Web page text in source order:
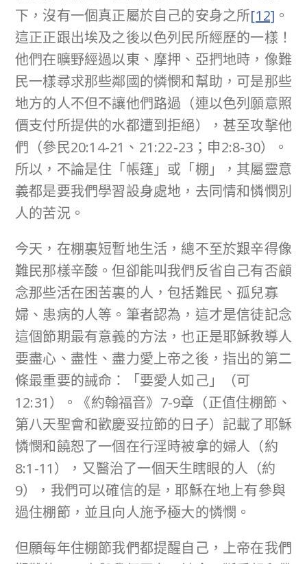
下，沒有一個真正屬於自己的安身之所[12] 。
這正正跟出埃及之後以色列民所經歷的一樣！
他們在曠野經過以東、摩押、亞捫地時，像難
民一樣尋求那些鄰國的憐憫和幫助，可是那些
地方的人不但不讓他們路過（連以色列願意照
價支付所提供的水都遭到拒絕），甚至攻擊他
們（參民20:14-21、21:22-23；申2:8-30）。
所以，不論是住「帳篷」或「棚」，其屬靈意
義都是要我們學習設身處地，去同情和憐憫別
人的苦況。
今天，在棚裏短暫地生活，總不至於艱辛得像
難民那樣辛酸。但卻能叫我們反省自己有否顧
念那些活在困苦裏的人，包括難民、孤兒寡
婦、患病的人等。筆者認為，這才是信徒記念
這個節期最有意義的方法，也正是耶穌教導人
要盡心、盡性、盡力愛上帝之後，指出的第二
條最重要的誡命：「要愛人如己」（可
12:31）。《約翰福音》7-9章（正值住棚節、
第八天聖會和歡慶妥拉節的日子）記載了耶穌
憐憫和饒恕了一個在行淫時被拿的婦人（約
8:1-11），又醫治了一個天生瞎眼的人（約
9），我們可以確信的是，耶穌在地上有參與
過住棚節，並且向人施予極大的憐憫。
但願每年住棚節我們都提醒自己，上帝在我們